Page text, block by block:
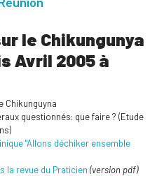
le Chikungunya
Avril 2005 à
Chikunguyna
questionnés: que faire ? (Etude
"Allons déchiker ensemble
la revue du Praticien (version pdf)